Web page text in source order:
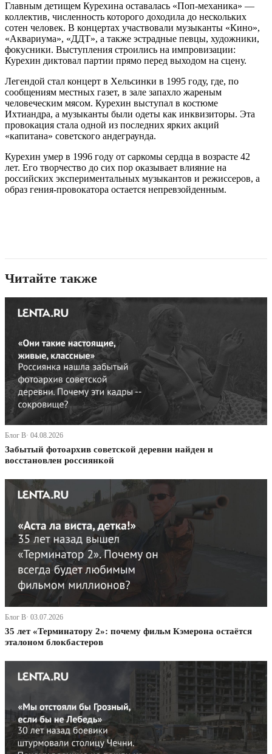
Главным детищем Курехина оставалась «Поп-механика» —
коллектив, численность которого доходила до нескольких
сотен человек. В концертах участвовали музыканты «Кино»,
«Аквариума», «ДДТ», а также эстрадные певцы, художники,
фокусники. Выступления строились на импровизации:
Курехин диктовал партии прямо перед выходом на сцену.
Легендой стал концерт в Хельсинки в 1995 году, где, по
сообщениям местных газет, в зале запахло жареным
человеческим мясом. Курехин выступал в костюме
Ихтиандра, а музыканты были одеты как инквизиторы. Эта
провокация стала одной из последних ярких акций
«капитана» советского андеграунда.
Курехин умер в 1996 году от саркомы сердца в возрасте 42
лет. Его творчество до сих пор оказывает влияние на
российских экспериментальных музыкантов и режиссеров, а
образ гения-провокатора остается непревзойденным.
Читайте также
Блог В· 04.08.2026
Забытый фотоархив советской деревни найден и
восстановлен россиянкой
Блог В· 03.07.2026
35 лет «Терминатору 2»: почему фильм Кэмерона остаётся
эталоном блокбастеров